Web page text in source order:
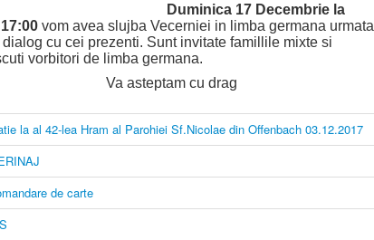
Duminica 17 Decembrie la
vom avea slujba Vecerniei in limba germana urmata
cu cei prezenti. Sunt invitate famillile mixte si
vorbitori de limba germana.
Va asteptam cu drag
la al 42-lea Hram al Parohiei Sf.Nicolae din Offenbach 03.12.2017
de carte